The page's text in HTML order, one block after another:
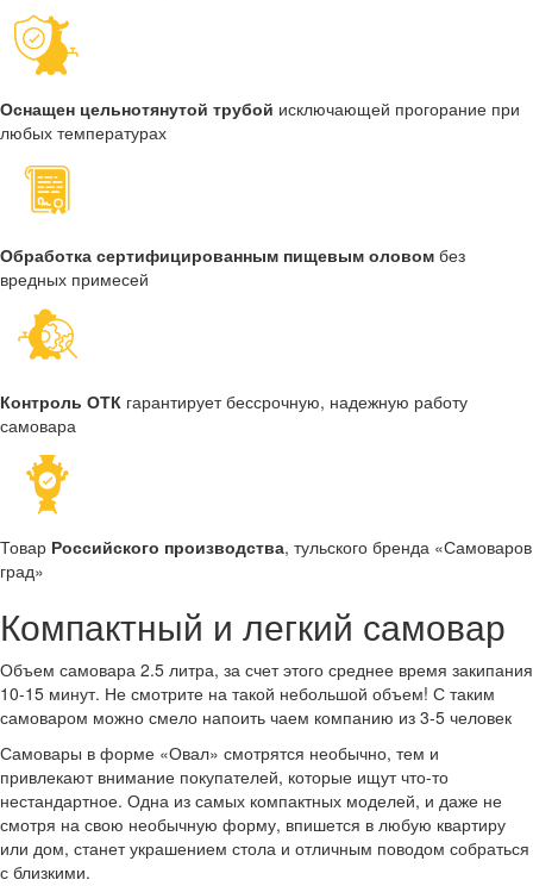
Оснащен цельнотянутой трубой исключающей прогорание при
любых температурах
Обработка сертифицированным пищевым оловом без
вредных примесей
Контроль ОТК гарантирует бессрочную, надежную работу
самовара
Товар Российского производства, тульского бренда «Самоваров
град»
Компактный и легкий самовар
Объем самовара 2.5 литра, за счет этого среднее время закипания
10-15 минут. Не смотрите на такой небольшой объем! С таким
самоваром можно смело напоить чаем компанию из 3-5 человек
Самовары в форме «Овал» смотрятся необычно, тем и
привлекают внимание покупателей, которые ищут что-то
нестандартное. Одна из самых компактных моделей, и даже не
смотря на свою необычную форму, впишется в любую квартиру
или дом, станет украшением стола и отличным поводом собраться
с близкими.